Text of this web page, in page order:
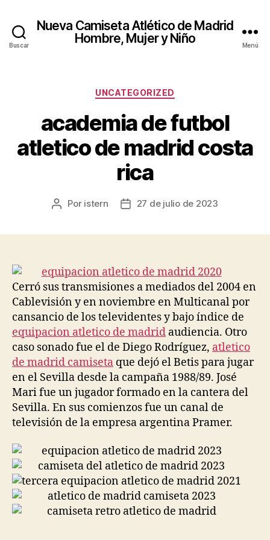
Buscar
Nueva Camiseta Atlético de Madrid
Hombre, Mujer y Niño
Menú
Categorías
UNCATEGORIZED
academia de futbol
atletico de madrid costa
rica
Autor
Por istern
Fecha27 de julio de 2023
Cerró sus transmisiones a mediados del 2004 en
Cablevisión y en noviembre en Multicanal por
cansancio de los televidentes y bajo índice de
equipacion atletico de madrid audiencia. Otro
caso sonado fue el de Diego Rodríguez, atletico
de madrid camiseta que dejó el Betis para jugar
en el Sevilla desde la campaña 1988/89. José
Mari fue un jugador formado en la cantera del
Sevilla. En sus comienzos fue un canal de
televisión de la empresa argentina Pramer.